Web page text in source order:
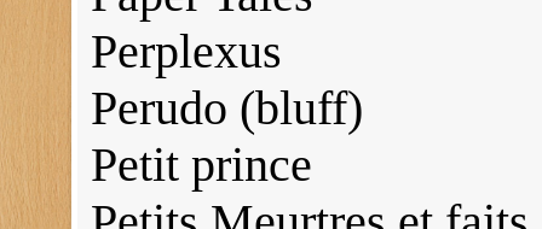
Perplexus
Perudo (bluff)
Petit prince